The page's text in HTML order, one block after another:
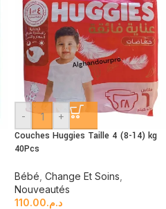
- +
Couches Huggies Taille 4 (8-14) kg
40Pcs
Bébé Change Et Soins
Nouveautés
د.م.110.00